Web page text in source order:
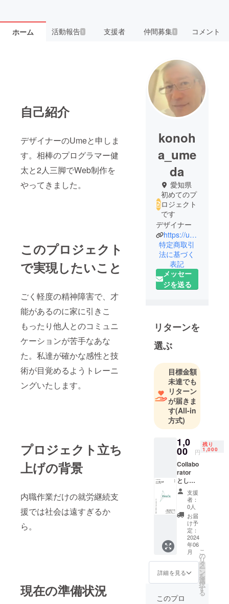
ホーム 活動報告1 支援者 仲間募集 1 コメント
自己紹介
デザイナーのUmeと申しま
す。相棒のプログラマー健
太と2人三脚でWeb制作を
やってきました。
このプロジェクト
で実現したいこと
ごく軽度の精神障害で、才
能があるのに家に引きこ
もったり他人とのコミュニ
ケーションが苦手なあな
た。私達が確かな感性と技
術が目覚めるようトレーニ
ングいたします。
プロジェクト立ち
上げの背景
内職作業だけの就労継続支
援では社会は遠すぎるか
ら。
現在の準備状況
konoh
a_ume
da
愛知県
初めてのプ
ロジェクト
です
デザイナー
https://u-creative.net
特定商取引
法に基づく
表記
メッセー
ジを送る
リターンを
選ぶ
目標金額
未達でも
リターン
が届きま
す(All-in
方式)
1,0
00 円
残り
1,000
Collabo
rator
として
名刺を
100部提
供 支援
時、必
ず備考
欄に掲
載を希
望され
るお名
前をご
記入く
ださ
い。
支援
者：
0人
お届
け予
定：
2024
年06
月
詳細を見る
こ
の
リ
タ
ー
ン
を
選
択
す
る
このプロ